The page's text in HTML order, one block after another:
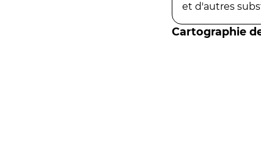
et d'autres
Cartographie